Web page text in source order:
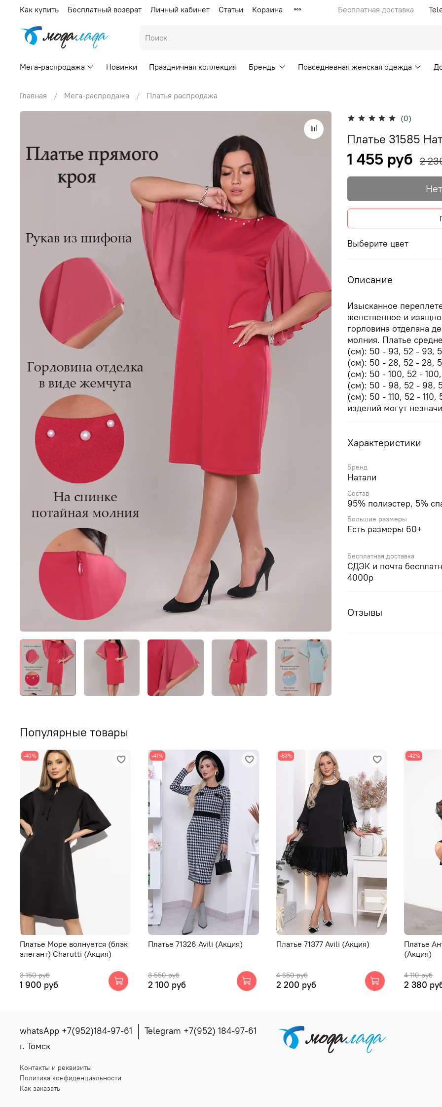
Как купить Бесплатный возврат Личный кабинет Статьи Корзина Бесплатная доставка
Мега-распродажа Новинки Праздничная коллекция Бренды Повседневная женская одежда
Главная Мега-распродажа Платья распродажа
(0)
Платье 31585
1 455 руб 2
Выберите цвет
Описание
Изысканное
женственное и
горловина отделана
молния. Платье
(см): 50 - 93, 52 - 93,
(см): 50 - 28, 52 - 28,
(см): 50 - 100, 52 -
(см): 50 - 98, 52 - 98,
(см): 50 - 110, 52 -
изделий могут
Характеристики
Бренд
Натали
Состав
95% полиэстер, 5%
Большие размеры
Есть размеры 60+
Бесплатная доставка
СДЭК и почта
4000р
Отзывы
Популярные товары
-40%
Платье Море волнуется (блэк
элегант) Charutti (Акция)
3 150 руб
1 900 руб
-41%
Платье 71326 Avili (Акция)
3 550 руб
2 100 руб
-53%
Платье 71377 Avili (Акция)
4 650 руб
2 200 руб
-42%
Платье
(Акция)
4 110 руб
2 380
whatsApp +7(952)184-97-61
Telegram +7(952) 184-97-61
г. Томск
Контакты и реквизиты
Политика конфиденциальности
Как заказать